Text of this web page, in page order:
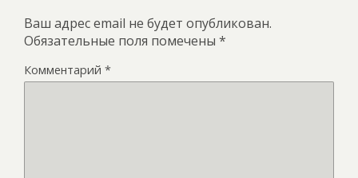
Ваш адрес email не будет опубликован.
Обязательные поля помечены *
Комментарий *